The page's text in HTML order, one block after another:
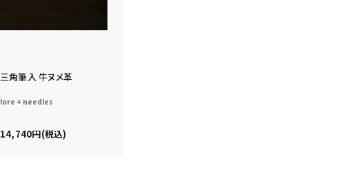
三角筆入 牛ヌメ革
lore + needles
14,740 税込